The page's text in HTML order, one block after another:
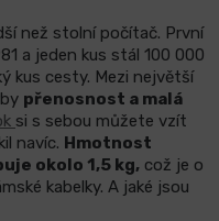
než stolní počítač. První
a jeden kus stál 100 000
kus cesty. Mezi největší
přenosnost a malá
si s sebou můžete vzít
navíc. Hmotnost
okolo 1,5 kg, což je o
kabelky. A jaké jsou